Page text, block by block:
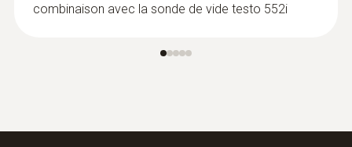
combinaison avec la sonde de vide testo 552i